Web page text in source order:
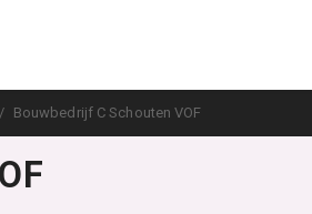
Bouwbedrijf C Schouten VOF